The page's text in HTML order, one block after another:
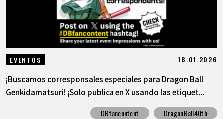
EVENTOS 18.01.2026
¡Buscamos corresponsales especiales para Dragon Ball
Genkidamatsuri! ¡Solo publica en X usando las etiquet...
DBfancontent DragonBall40th